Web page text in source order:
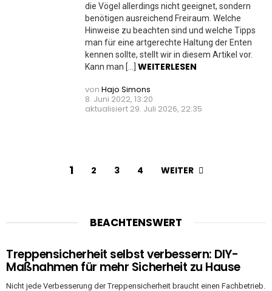
die Vögel allerdings nicht geeignet, sondern
benötigen ausreichend Freiraum. Welche
Hinweise zu beachten sind und welche Tipps
man für eine artgerechte Haltung der Enten
kennen sollte, stellt wir in diesem Artikel vor.
Kann man […] WEITERLESEN
von Hajo Simons
8. Juni 2022, 13:20
aktualisiert 29. Juli 2026, 22:35
1 2 3 4 WEITER
BEACHTENSWERT
Treppensicherheit selbst verbessern: DIY-
Maßnahmen für mehr Sicherheit zu Hause
Nicht jede Verbesserung der Treppensicherheit braucht einen Fachbetrieb.